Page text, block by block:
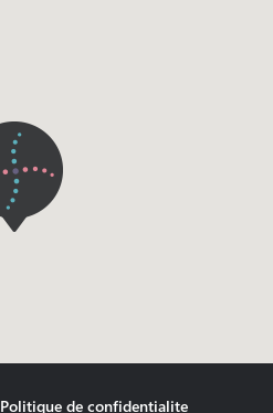
Politique de confidentialite